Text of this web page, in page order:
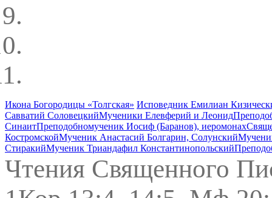
Икона Богородицы «Толгская» Исповедник Емилиан
Савватий СоловецкийМученики Елевферий и Леонид
СинаитПреподобномученик Иосиф (Баранов), иеромонах
КостромскойМученик Анастасий Болгарин, Солунский
СтиракийМученик Триандафил Константинопольский
Чтения Священного